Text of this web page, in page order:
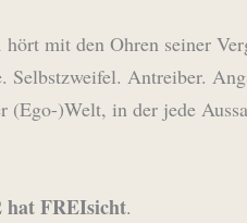
hört mit den Ohren seiner
Selbstzweifel. Antreiber.
(Ego-)Welt, in der jede
hatFREIsicht.